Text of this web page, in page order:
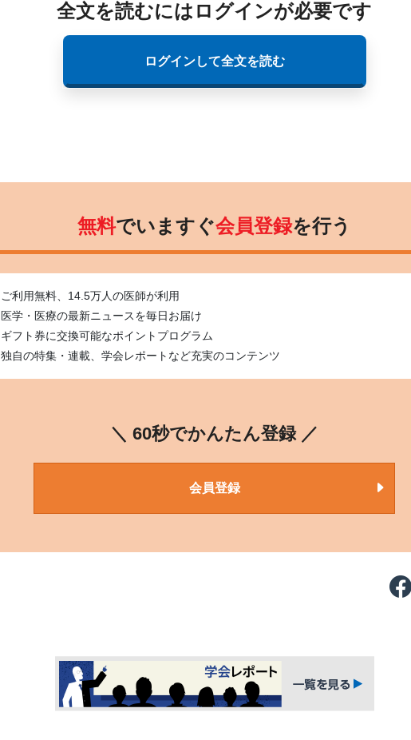
全文を読むにはログインが必要です
ログインして全文を読む
無料でいますぐ会員登録を行う
ご利用無料、14.5万人の医師が利用
医学・医療の最新ニュースを毎日お届け
ギフト券に交換可能なポイントプログラム
独自の特集・連載、学会レポートなど充実のコンテンツ
＼ 60秒でかんたん登録 ／
会員登録